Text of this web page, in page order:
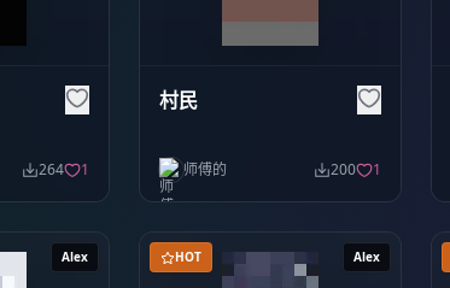
264 1
村民
师傅的 200 1
Alex Alex
HOT